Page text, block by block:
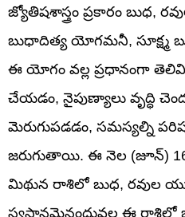
జ్యోతిషశాస్త్రం ప్రకారం బుధ,
బుధాదిత్య యోగమనీ, సూక్ష్మ
ఈ యోగం వల్ల ప్రధానంగా
చేయడం, నైపుణ్యాలు వృద్ధి
మెరుగుపడడం, సమస్యల్ని
జరుగుతాయి. ఈ నెల (జూన్)
మిథున రాశిలో బుధ, రవుల
స్వస్థానమైనందువల్ల ఈ